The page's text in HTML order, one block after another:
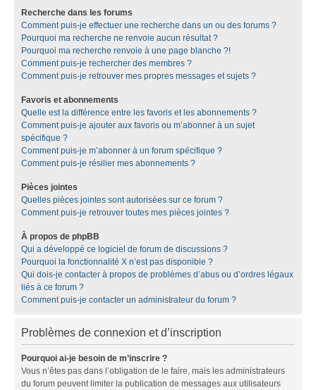
Recherche dans les forums
Comment puis-je effectuer une recherche dans un ou des forums ?
Pourquoi ma recherche ne renvoie aucun résultat ?
Pourquoi ma recherche renvoie à une page blanche ?!
Comment puis-je rechercher des membres ?
Comment puis-je retrouver mes propres messages et sujets ?
Favoris et abonnements
Quelle est la différence entre les favoris et les abonnements ?
Comment puis-je ajouter aux favoris ou m’abonner à un sujet
spécifique ?
Comment puis-je m’abonner à un forum spécifique ?
Comment puis-je résilier mes abonnements ?
Pièces jointes
Quelles pièces jointes sont autorisées sur ce forum ?
Comment puis-je retrouver toutes mes pièces jointes ?
À propos de phpBB
Qui a développé ce logiciel de forum de discussions ?
Pourquoi la fonctionnalité X n’est pas disponible ?
Qui dois-je contacter à propos de problèmes d’abus ou d’ordres légaux
liés à ce forum ?
Comment puis-je contacter un administrateur du forum ?
Problèmes de connexion et d’inscription
Pourquoi ai-je besoin de m’inscrire ?
Vous n’êtes pas dans l’obligation de le faire, mais les administrateurs
du forum peuvent limiter la publication de messages aux utilisateurs